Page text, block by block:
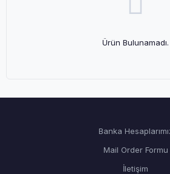
Ürün Bulunamadı.
Banka
Mail Order Formu
İletişim